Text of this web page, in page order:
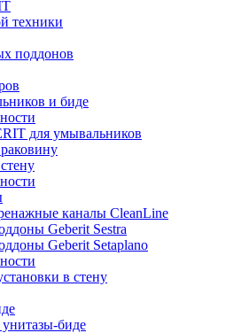
техники
поддонов
и биде
для умывальников
каналы CleanLine
Geberit Sestra
Geberit Setaplano
в стену
биде